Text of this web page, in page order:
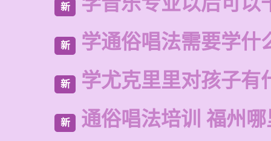
新
新 学通俗唱法需要学什
新 学尤克里里对孩子有
新 通俗唱法培训 福州